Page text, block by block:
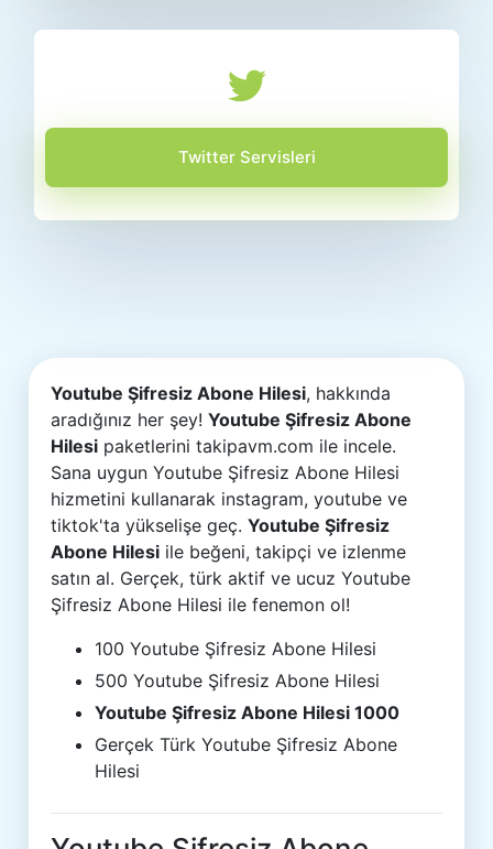
Twitter Servisleri
Youtube Şifresiz Abone Hilesi, hakkında
aradığınız her şey!Youtube Şifresiz Abone
Hilesi paketlerini takipavm.com ile incele.
Sana uygun Youtube Şifresiz Abone Hilesi
hizmetini kullanarak instagram, youtube ve
tiktok'ta yükselişe geç.Youtube Şifresiz
Abone Hilesi ile beğeni, takipçi ve izlenme
satın al. Gerçek, türk aktif ve ucuz Youtube
Şifresiz Abone Hilesi ile fenemon ol!
100 Youtube Şifresiz Abone Hilesi
500 Youtube Şifresiz Abone Hilesi
Youtube Şifresiz Abone Hilesi 1000
Gerçek Türk Youtube Şifresiz Abone
Hilesi